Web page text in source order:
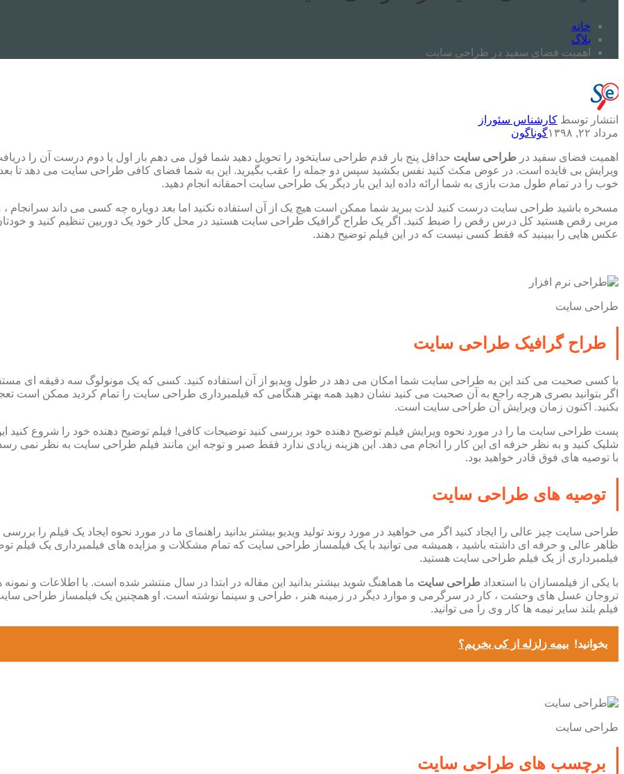
خانه
بلاگ
اهمیت فضای سفید در طراحی سایت
انتشار توسط کارشناس سئوراز
مرداد ۲۲, ۱۳۹۸
گوناگون
اهمیت فضای سفید در طراحی سایت حداقل پنج بار قدم طراحی سایتخود را تحویل دهید شما قول می دهم بار اول یا دوم درست آن را
ویرایش بی فایده است. در عوض مکث کنید نفس بکشید سپس دو جمله را عقب بگیرید. این به شما فضای کافی طراحی سایت می دهد تا بعداً
خوب را در تمام طول مدت بازی به شما ارائه داده اید این بار دیگر یک طراحی سایت احمقانه انجام دهید.
مسخره باشید طراحی سایت درست کنید لذت ببرید شما ممکن است هیچ یک از آن استفاده نکنید اما بعد دوباره چه کسی می داند سرانجام
مربی رقص هستید کل درس رقص را ضبط کنید. اگر یک طراح گرافیک طراحی سایت هستید در محل کار خود یک دوربین تنظیم کنید و
عکس هایی را ببینید که فقط کسی نیست که در این فیلم توضیح دهند.
طراحی سایت
طراح گرافیک طراحی سایت
با کسی صحبت می کند این به طراحی سایت شما امکان می دهد در طول ویدیو از آن استفاده کنید. کسی که یک مونولوگ سه دقیقه ای
اگر بتوانید بصری هرچه راجع به آن صحبت می کنید نشان دهید همه بهتر هنگامی که فیلمبرداری طراحی سایت را تمام کردید ممکن است
بکنید. اکنون زمان ویرایش آن طراحی سایت است.
پست طراحی سایت ما را در مورد نحوه ویرایش فیلم توضیح دهنده خود بررسی کنید توضیحات کافی! فیلم توضیح دهنده خود را شروع کنید
شلیک کنید و به نظر حرفه ای این کار را انجام می دهد. این هزینه زیادی ندارد فقط صبر و توجه این مانند فیلم طراحی سایت به نظر نمی
با توصیه های فوق قادر خواهید بود.
توصیه های طراحی سایت
طراحی سایت چیز عالی را ایجاد کنید اگر می خواهید در مورد روند تولید ویدیو بیشتر بدانید راهنمای ما در مورد نحوه ایجاد یک فیلم را
ظاهر عالی و حرفه ای داشته باشید ، همیشه می توانید با یک فیلمساز طراحی سایت که تمام مشکلات و مزایده های فیلمبرداری یک فیلم
فیلمبرداری از یک فیلم طراحی سایت هستید.
با یکی از فیلمسازان با استعداد طراحی سایت ما هماهنگ شوید بیشتر بدانید این مقاله در ابتدا در سال منتشر شده است. با اطلاعات و
تروجان عسل های وحشت ، کار در سرگرمی و موارد دیگر در زمینه هنر ، طراحی و سینما نوشته است. او همچنین یک فیلمساز طراحی
فیلم بلند سایر نیمه ها کار وی را می توانید.
بخوانید! بیمه زلزله از کی بخریم؟
طراحی سایت
برچسب های طراحی سایت